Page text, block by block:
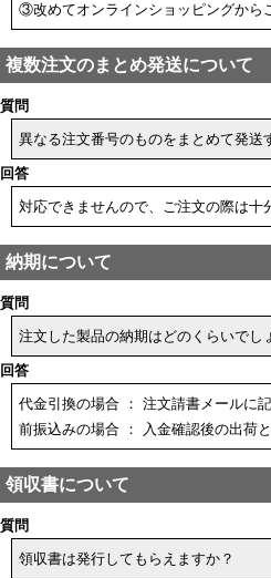
③改めてオンラインショッピングから
複数注文のまとめ発送について
質問
異なる注文番号のものをまとめて発送
回答
対応できませんので、ご注文の際は
納期について
質問
注文した製品の納期はどのくらいでし
回答
代金引換の場合 ： 注文請書メールに
前振込みの場合 ： 入金確認後の出荷と
領収書について
質問
領収書は発行してもらえますか？